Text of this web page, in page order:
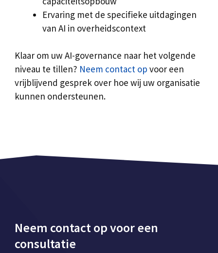
Ervaring met de specifieke uitdagingen
van AI in overheidscontext
Klaar om uw AI-governance naar het volgende
niveau te tillen? Neem contact op voor een
vrijblijvend gesprek over hoe wij uw organisatie
kunnen ondersteunen.
Neem contact op voor een
consultatie